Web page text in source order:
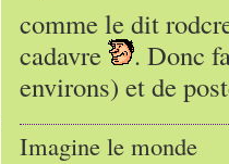
comme le dit
cadavre
. Donc
environs) et de
Imagine le monde